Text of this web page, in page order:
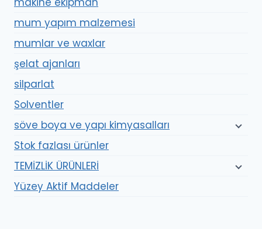
mum yapım malzemesi
mumlar ve waxlar
şelat ajanları
silparlat
Solventler
söve boya ve yapı kimyasalları
Stok fazlası ürünler
TEMİZLİK ÜRÜNLERİ
Yüzey Aktif Maddeler